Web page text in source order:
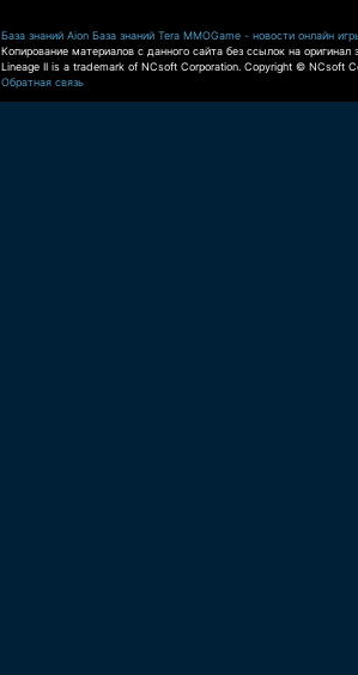
База знаний Aion База знаний Tera MMOGame - новости онлайн
Копирование материалов с данного сайта без ссылок на оригинал
Lineage II is a trademark of NCsoft Corporation. Copyright © NCsoft
Обратная связь